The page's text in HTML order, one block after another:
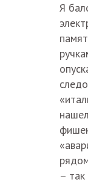
Я
–